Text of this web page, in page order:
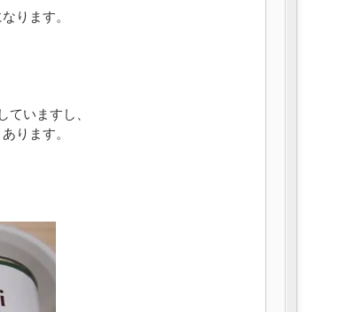
ります。
いますし、
ります。